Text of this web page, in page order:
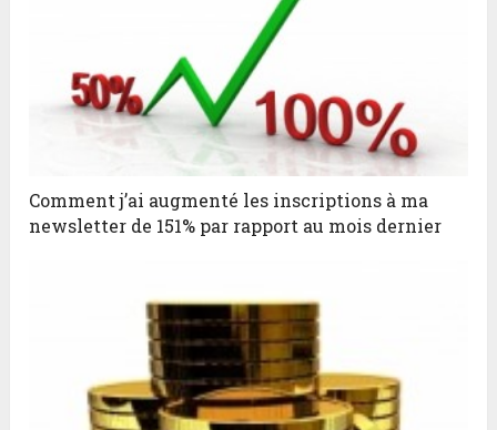
Comment j’ai augmenté les inscriptions à ma
newsletter de 151% par rapport au mois dernier